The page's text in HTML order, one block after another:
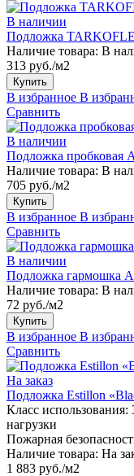
В наличии
Подложка
Наличие товара: В
313 руб./м2
Купить
В избранное В
Сравнить
В наличии
Подложка пробковая
Наличие товара: В
705 руб./м2
Купить
В избранное В
Сравнить
В наличии
Подложка гармошка
Наличие товара: В
72 руб./м2
Купить
В избранное В
Сравнить
На заказ
Подложка Estillon
Класс использования:
нагрузки
Пожарная
Наличие товара: На
1 883 руб./м2